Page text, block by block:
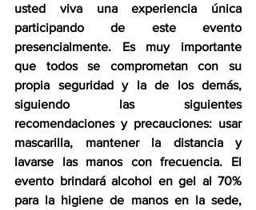
usted viva una experiencia única
participando de este evento
presencialmente. Es muy importante
que todos se comprometan con su
propia seguridad y la de los demás,
siguiendo las siguientes
recomendaciones y precauciones: usar
mascarilla, mantener la distancia y
lavarse las manos con frecuencia. El
evento brindará alcohol en gel al 70%
para la higiene de manos en la sede,